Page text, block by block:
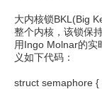
大内核锁BKL(Big
整个内核，该锁保
用Ingo Molnar的实
义如下代码：
struct semaphore {